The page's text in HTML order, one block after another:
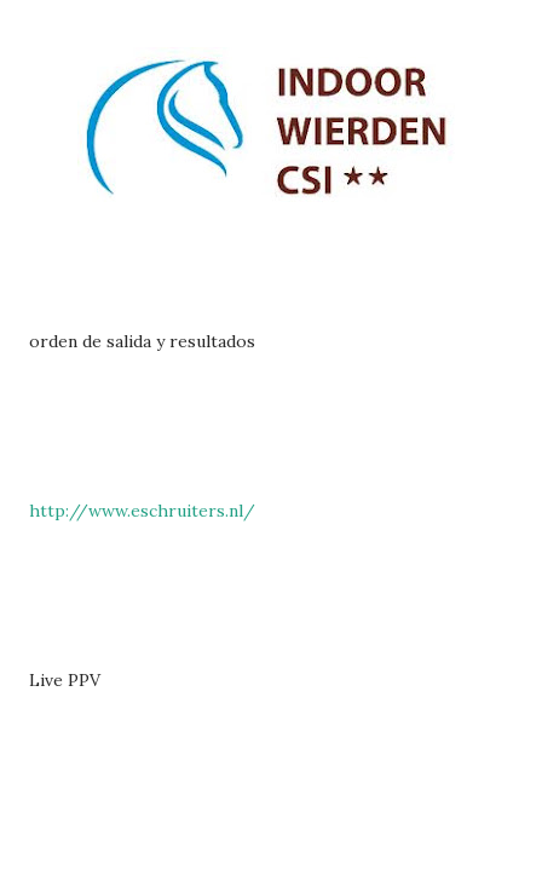
orden de salida y resultados
http://www.eschruiters.nl/
Live PPV